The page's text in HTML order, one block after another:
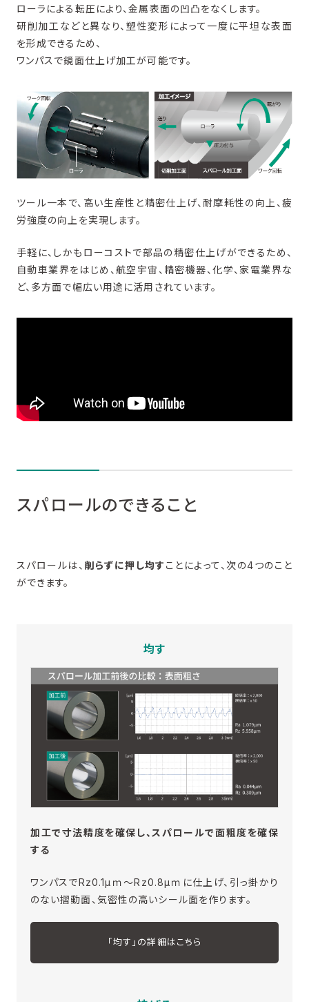
ローラによる転圧により、金属表面の凹凸をなくします。
研削加工などと異なり、塑性変形によって一度に平坦な表面
を形成できるため、
ワンパスで鏡面仕上げ加工が可能です。
ツール一本で、高い生産性と精密仕上げ、耐摩耗性の向上、疲
労強度の向上を実現します。
手軽に、しかもローコストで部品の精密仕上げができるため、
自動車業界をはじめ、航空宇宙、精密機器、化学、家電業界な
ど、多方面で幅広い用途に活用されています。
スパロールのできること
スパロールは、 削らずに押し均す ことによって、次の4つのこと
ができます。
均す
加工で寸法精度を確保し、スパロールで面粗度を確保
する
ワンパスでRz0.1μｍ～Rz0.8μｍに仕上げ、引っ掛かり
のない摺動面、気密性の高いシール面を作ります。
「均す」の詳細はこちら